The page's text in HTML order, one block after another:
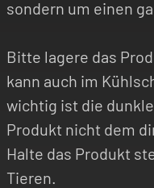
sondern um einen
Bitte lagere das
kann auch im
wichtig ist die
Produkt nicht dem
Halte das Produkt
Tieren.